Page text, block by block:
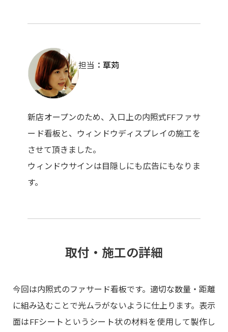
担当 草苅
新店オープンのため、入口上の内照式FFファサ
ード看板と、ウィンドウディスプレイの施工を
させて頂きました。
ウィンドウサインは目隠しにも広告にもなりま
す。
取付・施工の詳細
今回は内照式のファサード看板です。適切な数量・距離
に組み込むことで光ムラがないように仕上ります。表示
面はFFシートというシート状の材料を使用して製作し